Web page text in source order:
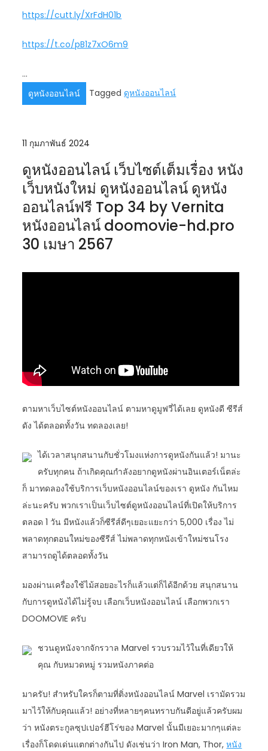
https://cutt.ly/XrFdH01b
https://t.co/pB1z7xO6m9
…
ดูหนังออนไลน์
Tagged ดูหนังออนไลน์
11 กุมภาพันธ์ 2024
ดูหนังออนไลน์ เว็บไซต์เต็มเรื่อง หนัง
เว็บหนังใหม่ ดูหนังออนไลน์ ดูหนัง
ออนไลน์ฟรี Top 34 by Vernita
หนังออนไลน์ doomovie-hd.pro
30 เมษา 2567
ตามหาเว็บไซต์หนังออนไลน์ ตามหาดูมูฟวี่ได้เลย ดูหนังดี ซีรีส์
ดัง ได้ตลอดทั้งวัน ทดลองเลย!
ได้เวลาสนุกสนานกับชั่วโมงแห่งการดูหนังกันแล้ว! มานะ
ครับทุกคน ถ้าเกิดคุณกำลังอยากดูหนังผ่านอินเตอร์เน็ตล่ะ
ก็ มาทดลองใช้บริการเว็บหนังออนไลน์ของเรา ดูหนัง กันไหม
ล่ะนะครับ พวกเราเป็นเว็บไซต์ดูหนังออนไลน์ที่เปิดให้บริการ
ตลอด 1 วัน มีหนังแล้วก็ซีรีส์ดีๆเยอะแยะกว่า 5,000 เรื่อง ไม่
พลาดทุกตอนใหม่ของซีรีส์ ไม่พลาดทุกหนังเข้าใหม่ชนโรง
สามารถดูได้ตลอดทั้งวัน
มองผ่านเครื่องใช้ไม้สอยอะไรก็แล้วแต่ก็ได้อีกด้วย สนุกสนาน
กับการดูหนังได้ไม่รู้จบ เลือกเว็บหนังออนไลน์ เลือกพวกเรา
DOOMOVIE ครับ
ชวนดูหนังจากจักรวาล Marvel รวบรวมไว้ในที่เดียวให้
คุณ กับหมวดหมู่ รวมหนังภาคต่อ
มาครับ! สำหรับใครก็ตามที่ติ่งหนังออนไลน์ Marvel เรามัดรวม
มาไว้ให้กับคุณแล้ว! อย่างที่หลายๆคนทราบกันดีอยู่แล้วครับผม
ว่า หนังตระกูลซุปเปอร์ฮีโร่ของ Marvel นั้นมีเยอะมากๆแต่ละ
เรื่องก็โดดเด่นแตกต่างกันไป ดังเช่นว่า Iron Man, Thor,หนัง